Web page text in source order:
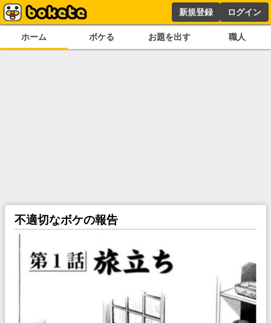
新規登録 ログイン
ホーム ボケる お題を出す 職人
不適切なボケの報告